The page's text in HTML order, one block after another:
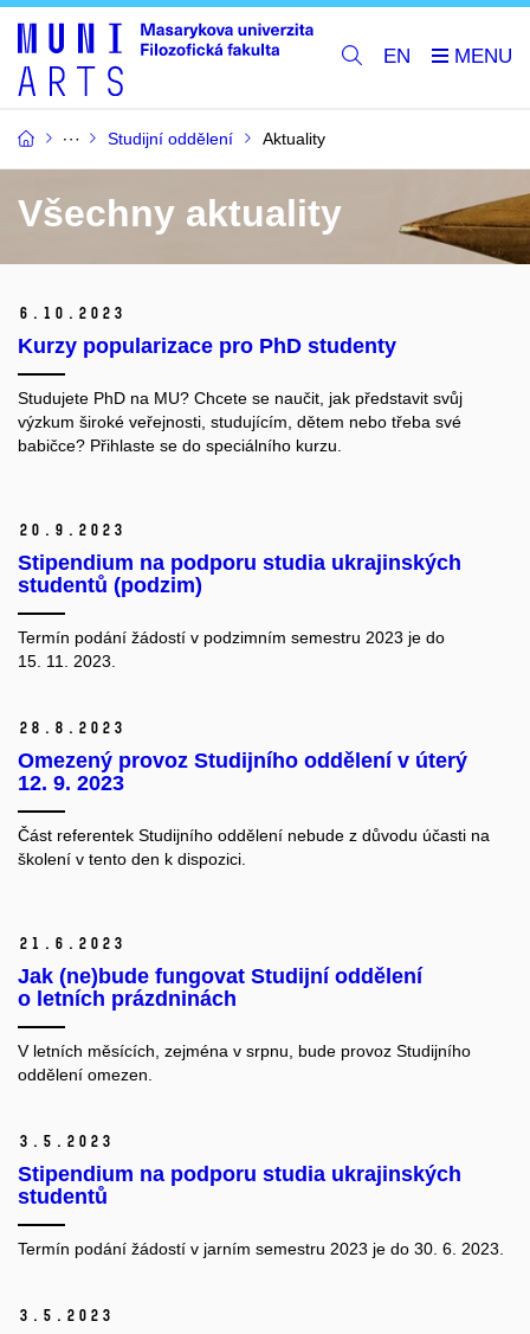
EN
Studijní oddělení Aktuality
Všechny aktuality
6. 10. 2023
Kurzy popularizace pro PhD studenty
Studujete PhD na MU? Chcete se naučit, jak představit svůj
výzkum široké veřejnosti, studujícím, dětem nebo třeba své
babičce? Přihlaste se do speciálního kurzu.
20. 9. 2023
Stipendium na podporu studia ukrajinských
studentů (podzim)
Termín podání žádostí v podzimním semestru 2023 je do
15. 11. 2023.
28. 8. 2023
Omezený provoz Studijního oddělení v úterý
12. 9. 2023
Část referentek Studijního oddělení nebude z důvodu účasti na
školení v tento den k dispozici.
21. 6. 2023
Jak (ne)bude fungovat Studijní oddělení
o letních prázdninách
V letních měsících, zejména v srpnu, bude provoz Studijního
oddělení omezen.
3. 5. 2023
Stipendium na podporu studia ukrajinských
studentů
Termín podání žádostí v jarním semestru 2023 je do 30. 6. 2023.
3. 5. 2023